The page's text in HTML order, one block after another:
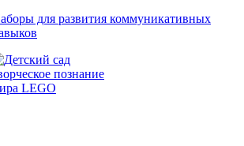
для развития коммуникативных